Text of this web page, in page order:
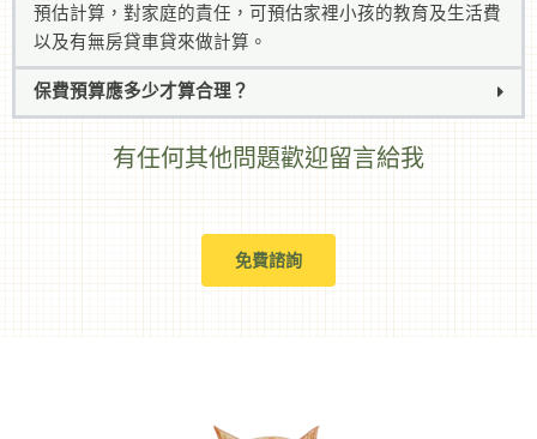
預估計算，對家庭的責任，可預估家裡小孩的教育及生活費
以及有無房貸車貸來做計算。
保費預算應多少才算合理？
有任何其他問題歡迎留言給我
免費諮詢